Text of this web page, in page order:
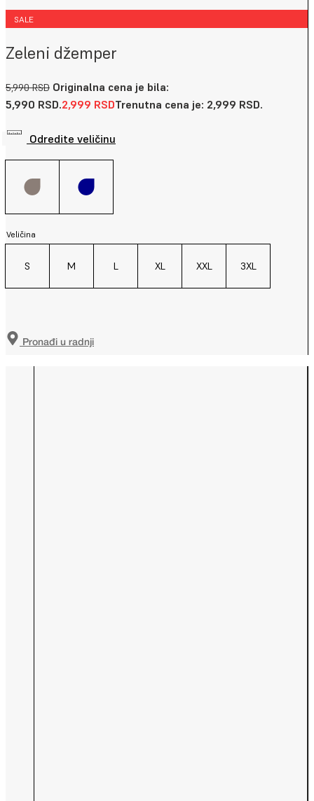
SALE
Zeleni džemper
5,990RSD Originalna cena je bila:
5,990 RSD.2,999 RSDTrenutna cena je: 2,999 RSD.
Odredite veličinu
Veličina
S M L XL XXL 3XL
Pronađi u radnji